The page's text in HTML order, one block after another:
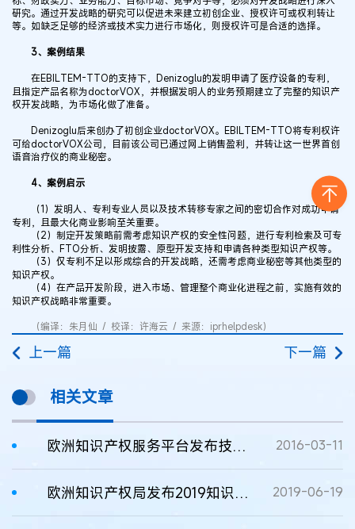
研究。通过开发战略的研究可以促进未来建立初创企业、授权许可或权利转让
等。如缺乏足够的经济或技术实力进行市场化，则授权许可是合适的选择。
3、案例结果
在EBILTEM-TTO的支持下，Denizoglu的发明申请了医疗设备的专利，
且指定产品名称为doctorVOX，并根据发明人的业务预期建立了完整的知识产
权开发战略，为市场化做了准备。
Denizoglu后来创办了初创企业doctorVOX。EBILTEM-TTO将专利权许
可给doctorVOX公司，目前该公司已通过网上销售盈利，并转让这一世界首创
语音治疗仪的商业秘密。
4、案例启示
（1）发明人、专利专业人员以及技术转移专家之间的密切合作对成功申请
专利，且最大化商业影响至关重要。
（2）制定开发策略前需考虑知识产权的安全性问题，进行专利检索及可专
利性分析、FTO分析、发明披露、原型开发支持和申请各种类型知识产权等。
（3）仅专利不足以形成综合的开发战略，还需考虑商业秘密等其他类型的
知识产权。
（4）在产品开发阶段，进入市场、管理整个商业化进程之前，实施有效的
知识产权战略非常重要。
（编译：朱月仙 / 校译：许海云 / 来源：iprhelpdesk）
上一篇 下一篇
相关文章
欧洲知识产权服务平台发布技术转入许可指南 2016-03-11
欧洲知识产权局发布2019知识产权侵权报告 2019-06-19